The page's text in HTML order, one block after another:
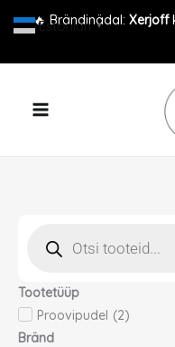
🔥 Brändinädal: Xerjoff
Tootetüüp
Proovipudel (2)
Bränd
Estonian ▼